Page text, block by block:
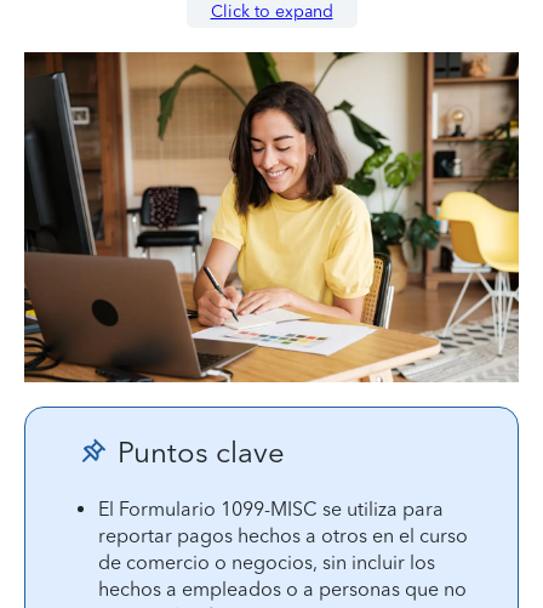
Click to expand
Puntos clave
El Formulario 1099-MISC se utiliza para
reportar pagos hechos a otros en el curso
de comercio o negocios, sin incluir los
hechos a empleados o a personas que no